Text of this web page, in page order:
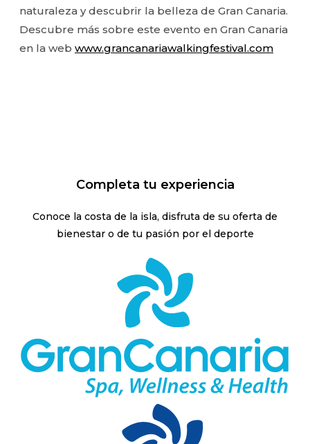
naturaleza y descubrir la belleza de Gran Canaria.
Descubre más sobre este evento en Gran Canaria
en la web www.grancanariawalkingfestival.com
Completa tu experiencia
Conoce la costa de la isla, disfruta de su oferta de
bienestar o de tu pasión por el deporte